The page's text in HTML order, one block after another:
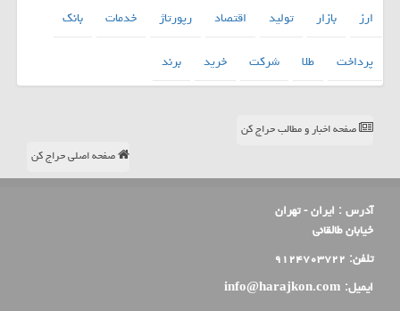
ارز بازار تولید اقتصاد رپورتاژ خدمات
بانك
پرداخت
طلا شركت خرید برند
صفحه اخبار و مطالب حراج کن
صفحه اصلی حراج کن
آدرس : ایران - تهران
خیابان طالقانی
تلفن: ۹۱۲۴۷۰۳۷۲۲
ایمیل: info@harajkon.com